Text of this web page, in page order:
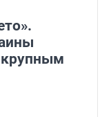
крупным